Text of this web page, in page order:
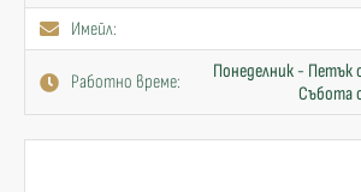
Имейл:
Работно време:
Понеделник - Петък
Събота